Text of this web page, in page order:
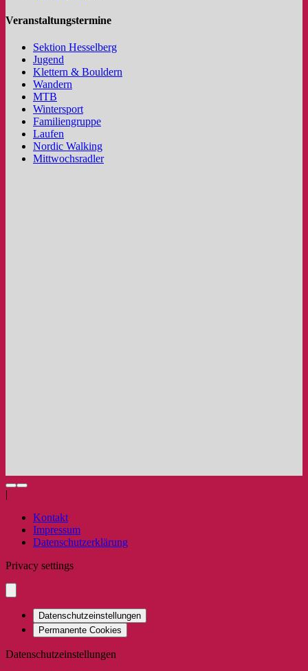
Veranstaltungstermine
Sektion Hesselberg
Jugend
Klettern & Bouldern
Wandern
MTB
Wintersport
Familiengruppe
Laufen
Nordic Walking
Mittwochsradler
|
Kontakt
Impressum
Datenschutzerklärung
Privacy settings
Datenschutzeinstellungen
Permanente Cookies
Datenschutzeinstellungen